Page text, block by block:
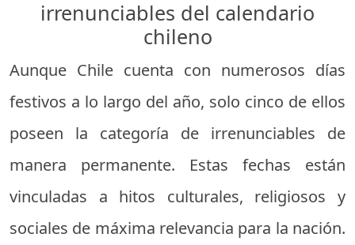
irrenunciables del calendario
chileno
Aunque Chile cuenta con numerosos días
festivos a lo largo del año, solo cinco de ellos
poseen la categoría de irrenunciables de
manera permanente. Estas fechas están
vinculadas a hitos culturales, religiosos y
sociales de máxima relevancia para la nación.